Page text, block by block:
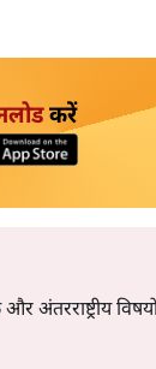
करें
अंतरराष्ट्रीय